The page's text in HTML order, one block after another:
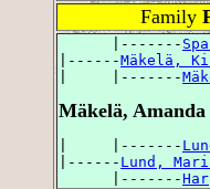
Family
      |-------
|------Mäkelä,
|     |-------
Mäkelä, Amanda
|     |-------
|------ Lund,
      |-------